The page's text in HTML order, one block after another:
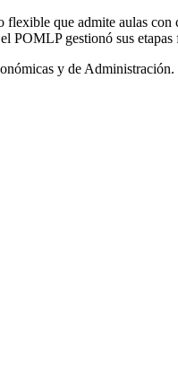
que admite aulas
POMLP gestionó sus etapas
y de Administración.